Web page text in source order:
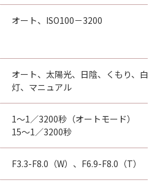
オート、ISO100－3200
オート、太陽光、日陰、くもり、白
灯、マニュアル
1～1／3200秒（オートモード）
15～1／3200秒
F3.3-F8.0（W）、F6.9-F8.0（T）